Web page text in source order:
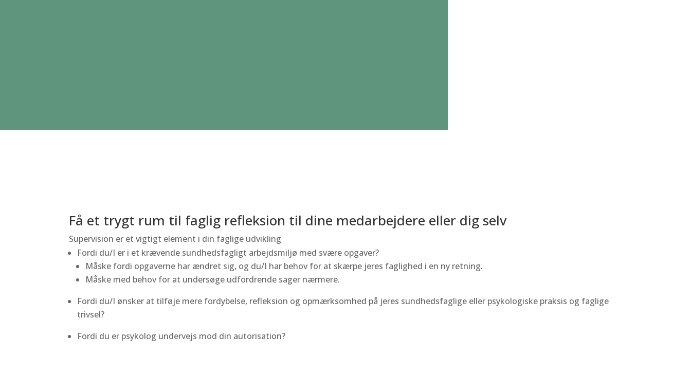
Få et trygt rum til faglig refleksion til dine medarbejdere eller dig selv
Supervision er et vigtigt element i din faglige udvikling
Fordi du/I er i et krævende sundhedsfagligt arbejdsmiljø med svære opgaver?
Måske fordi opgaverne har ændret sig, og du/I har behov for at skærpe jeres faglighed i en ny retning.
Måske med behov for at undersøge udfordrende sager nærmere.
Fordi du/I ønsker at tilføje mere fordybelse, refleksion og opmærksomhed på jeres sundhedsfaglige eller psykologiske praksis og faglige
trivsel?
Fordi du er psykolog undervejs mod din autorisation?